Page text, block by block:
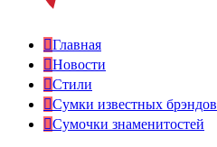
Главная
Новости
Стили
Сумки известных брэндов
Сумочки знаменитостей